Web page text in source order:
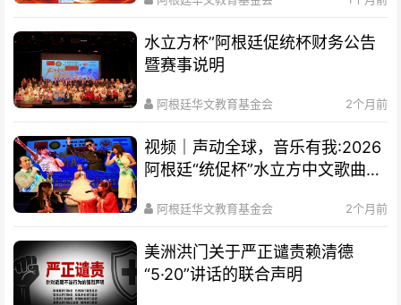
水立方杯”阿根廷促统杯财务公告
暨赛事说明
阿根廷华文教育基金会 2个月前
视频｜声动全球，音乐有我:2026
阿根廷“统促杯”水立方中文歌曲大
阿根廷华文教育基金会 2个月前
美洲洪门关于严正谴责赖清德
“5·20”讲话的联合声明